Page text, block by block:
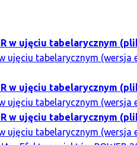
w ujęciu tabelarycznym
ujęciu tabelarycznym
w ujęciu tabelarycznym
ujęciu tabelarycznym
w ujęciu tabelarycznym
ujęciu tabelarycznym